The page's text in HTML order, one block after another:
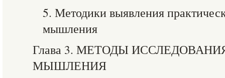
5. Методики выявления
мышления
Глава 3. МЕТОДЫ
МЫШЛЕНИЯ